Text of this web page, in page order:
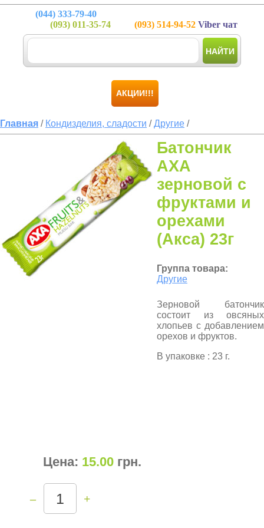
(044) 333-79-40
(093) 011-35-74 (093) 514-94-52 Viber чат
НАЙТИ
АКЦИИ!!!
Главная / Кондизделия, сладости /Другие /
Батончик
АХА
зерновой с
фруктами и
орехами
(Акса) 23г
Группа товара:
Другие
Зерновой батончик
состоит из овсяных
хлопьев с добавлением
орехов и фруктов.
В упаковке : 23 г.
Цена: 15.00 грн.
– +